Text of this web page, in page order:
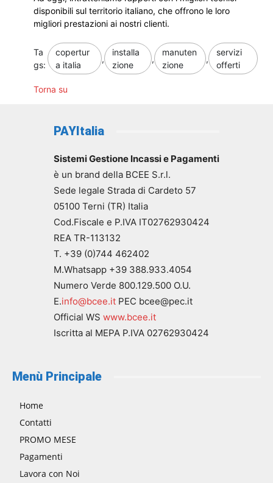
disponibili sul territorio italiano, che offrono le loro
migliori prestazioni ai nostri clienti.
Ta
gs:
copertur
a italia
,
installa
zione
,
manuten
zione
,
servizi
offerti
Torna su
PAYItalia
Sistemi Gestione Incassi e Pagamenti
è un brand della BCEE S.r.l.
Sede legale Strada di Cardeto 57
05100 Terni (TR) Italia
Cod.Fiscale e P.IVA IT02762930424
REA TR-113132
T. +39 (0)744 462402
M.Whatsapp +39 388.933.4054
Numero Verde 800.129.500 O.U.
E.info@bcee.it PEC bcee@pec.it
Official WS www.bcee.it
Iscritta al MEPA P.IVA 02762930424
Menù Principale
Home
Contatti
PROMO MESE
Pagamenti
Lavora con Noi